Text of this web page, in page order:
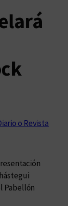
o Revista
Pabellón